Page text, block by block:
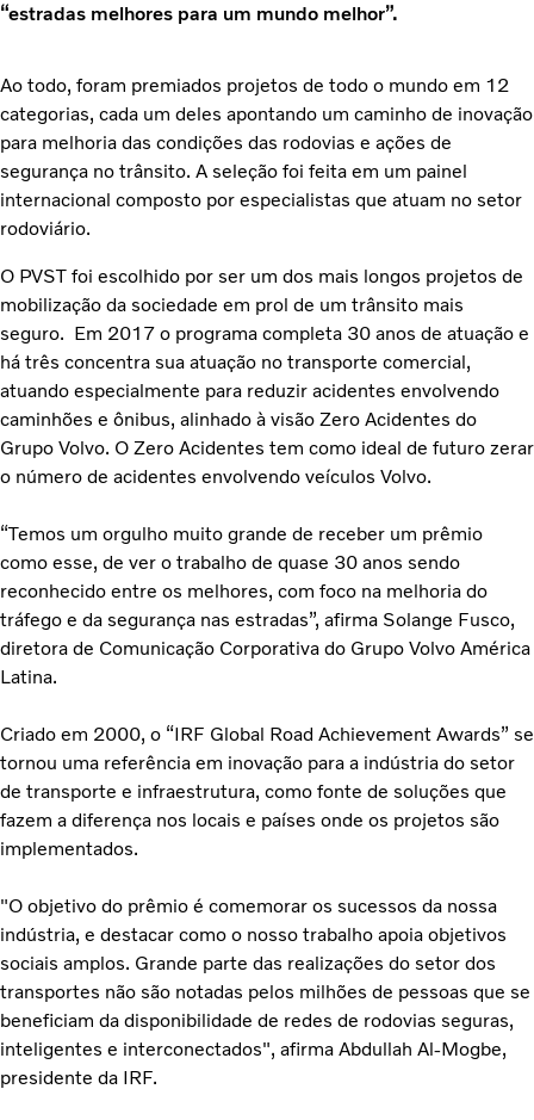
“estradas melhores para um mundo melhor”.
Ao todo, foram premiados projetos de todo o mundo em 12
categorias, cada um deles apontando um caminho de inovação
para melhoria das condições das rodovias e ações de
segurança no trânsito. A seleção foi feita em um painel
internacional composto por especialistas que atuam no setor
rodoviário.
O PVST foi escolhido por ser um dos mais longos projetos de
mobilização da sociedade em prol de um trânsito mais
seguro. Em 2017 o programa completa 30 anos de atuação e
há três concentra sua atuação no transporte comercial,
atuando especialmente para reduzir acidentes envolvendo
caminhões e ônibus, alinhado à visão Zero Acidentes do
Grupo Volvo. O Zero Acidentes tem como ideal de futuro zerar
o número de acidentes envolvendo veículos Volvo.
“Temos um orgulho muito grande de receber um prêmio
como esse, de ver o trabalho de quase 30 anos sendo
reconhecido entre os melhores, com foco na melhoria do
tráfego e da segurança nas estradas”, afirma Solange Fusco,
diretora de Comunicação Corporativa do Grupo Volvo América
Latina.
Criado em 2000, o “IRF Global Road Achievement Awards” se
tornou uma referência em inovação para a indústria do setor
de transporte e infraestrutura, como fonte de soluções que
fazem a diferença nos locais e países onde os projetos são
implementados.
"O objetivo do prêmio é comemorar os sucessos da nossa
indústria, e destacar como o nosso trabalho apoia objetivos
sociais amplos. Grande parte das realizações do setor dos
transportes não são notadas pelos milhões de pessoas que se
beneficiam da disponibilidade de redes de rodovias seguras,
inteligentes e interconectados", afirma Abdullah Al-Mogbe,
presidente da IRF.